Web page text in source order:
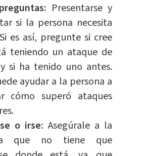
Presentarse y
si la persona necesita
es así, pregunte si cree
teniendo un ataque de
si ha tenido uno antes.
ayudar a la persona a
cómo superó ataques
o irse:Asegúrale a la
que no tiene que